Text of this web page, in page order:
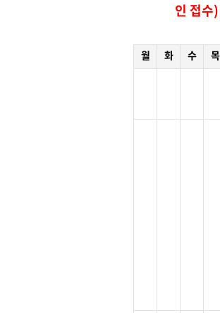
인 접수)
월 화 수 목